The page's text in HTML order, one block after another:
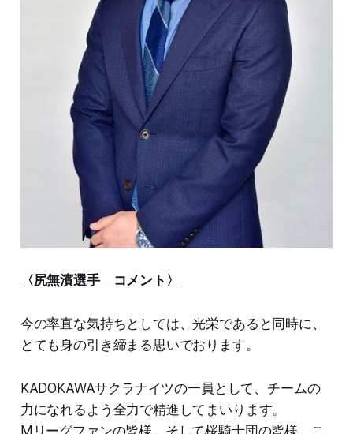
〈尻無濱選手 コメント〉
今の率直な気持ちとしては、光栄であると同時に、
とても身の引き締まる思いでおります。
KADOKAWAサクラナイツの一員として、チームの
力になれるよう全力で精進してまいります。
Mリーグファンの皆様、そして桜騎士団の皆様、こ